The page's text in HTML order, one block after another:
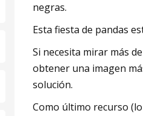
negras.
Esta fiesta de pandas
Si necesita mirar más
obtener una imagen
solución.
Como último recurso